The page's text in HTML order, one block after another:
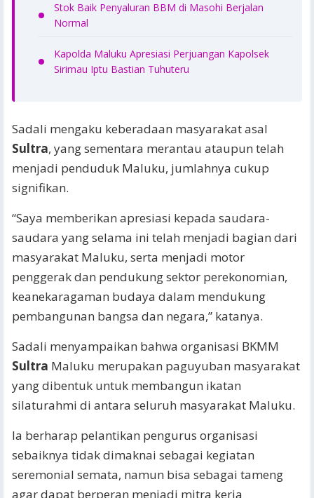
Stok Baik Penyaluran BBM di Masohi Berjalan
Normal
Kapolda Maluku Apresiasi Perjuangan Kapolsek
Sirimau Iptu Bastian Tuhuteru
Sadali mengaku keberadaan masyarakat asal
Sultra, yang sementara merantau ataupun telah
menjadi penduduk Maluku, jumlahnya cukup
signifikan.
“Saya memberikan apresiasi kepada saudara-
saudara yang selama ini telah menjadi bagian dari
masyarakat Maluku, serta menjadi motor
penggerak dan pendukung sektor perekonomian,
keanekaragaman budaya dalam mendukung
pembangunan bangsa dan negara,” katanya.
Sadali menyampaikan bahwa organisasi BKMM
Sultra Maluku merupakan paguyuban masyarakat
yang dibentuk untuk membangun ikatan
silaturahmi di antara seluruh masyarakat Maluku.
Ia berharap pelantikan pengurus organisasi
sebaiknya tidak dimaknai sebagai kegiatan
seremonial semata, namun bisa sebagai tameng
agar dapat berperan menjadi mitra kerja